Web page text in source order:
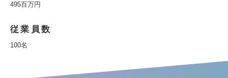
495百万円
従業員数
100名